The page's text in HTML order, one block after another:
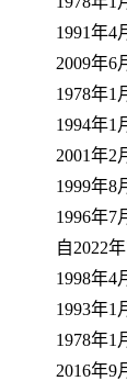
1991年4
2009年6
1978年1
1994年1
2001年2
1999年8
1996年7
自2022
1998年4
1993年1
1978年1
2016年9